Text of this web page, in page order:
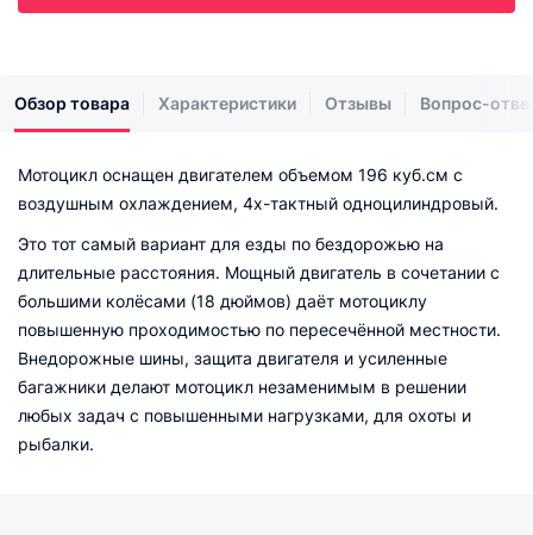
Обзор товара Характеристики Отзывы Вопрос-
Мотоцикл оснащен двигателем объемом 196 куб.см с
воздушным охлаждением, 4х-тактный одноцилиндровый.
Это тот самый вариант для езды по бездорожью на
длительные расстояния. Мощный двигатель в сочетании с
большими колёсами (18 дюймов) даёт мотоциклу
повышенную проходимостью по пересечённой местности.
Внедорожные шины, защита двигателя и усиленные
багажники делают мотоцикл незаменимым в решении
любых задач с повышенными нагрузками, для охоты и
рыбалки.